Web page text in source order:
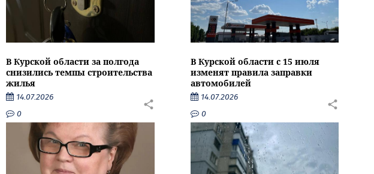
В Курской области за полгода
снизились темпы строительства
жилья
14.07.2026
0
В Курской области с 15 июля
изменят правила заправки
автомобилей
14.07.2026
0